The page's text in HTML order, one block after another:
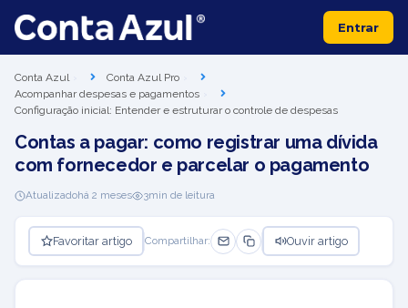
Entrar
Conta Azul
Conta Azul Pro
Acompanhar despesas e pagamentos
Configuração inicial: Entender e estruturar o controle de despesas
Contas a pagar: como registrar uma dívida
com fornecedor e parcelar o pagamento
Atualizadohá 2 meses 3min de leitura
Favoritar artigo Compartilhar: Ouvir artigo